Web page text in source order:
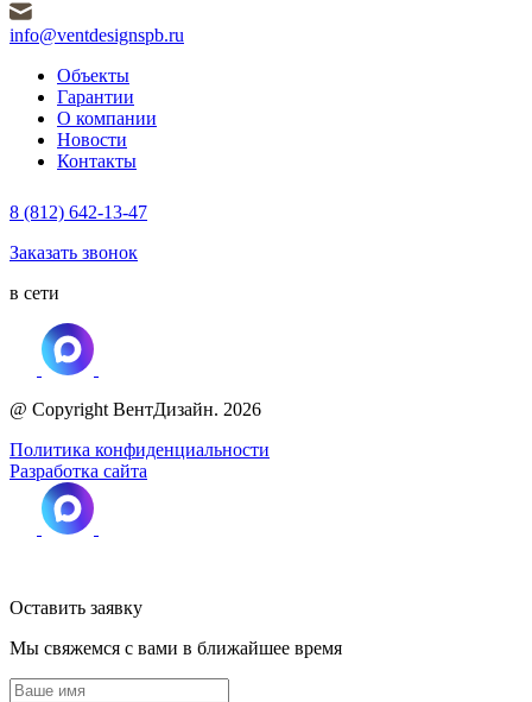
info@ventdesignspb.ru
Объекты
Гарантии
О компании
Новости
Контакты
8 (812) 642-13-47
Заказать звонок
в сети
@ Copyright ВентДизайн. 2026
Политика конфиденциальности
Разработка сайта
Оставить заявку
Мы свяжемся с вами в ближайшее время